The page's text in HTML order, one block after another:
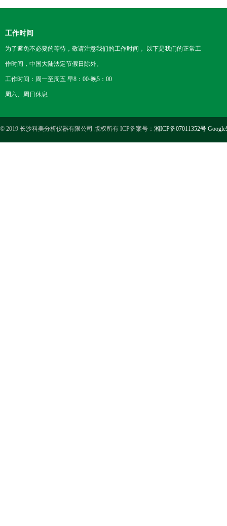
工作时间
为了避免不必要的等待，敬请注意我们的工作时间 。以下是我们的正常工
作时间，中国大陆法定节假日除外。
工作时间：周一至周五 早8：00-晚5：00
周六、周日休息
© 2019 长沙科美分析仪器有限公司 版权所有 ICP备案号： 湘ICP备07011352号